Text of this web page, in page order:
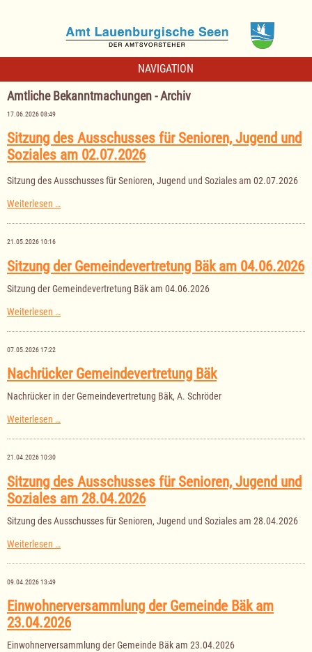
NAVIGATION
Amtliche Bekanntmachungen - Archiv
17.06.2026 08:49
Sitzung des Ausschusses für Senioren, Jugend und
Soziales am 02.07.2026
Sitzung des Ausschusses für Senioren, Jugend und Soziales am 02.07.2026
Weiterlesen …Sitzung
Ausschusses
Jugend
und
am
21.05.2026 10:16
Sitzung der Gemeindevertretung Bäk am 04.06.2026
Sitzung der Gemeindevertretung Bäk am 04.06.2026
Weiterlesen …
Gemeindevertretung
04.06.2026
07.05.2026 17:22
Nachrücker Gemeindevertretung Bäk
Nachrücker in der Gemeindevertretung Bäk, A. Schröder
Weiterlesen …Nachrücker
Bäk
21.04.2026 10:30
Sitzung des Ausschusses für Senioren, Jugend und
Soziales am 28.04.2026
Sitzung des Ausschusses für Senioren, Jugend und Soziales am 28.04.2026
Weiterlesen …
Ausschusses
und
Soziales
am
28.04.2026
09.04.2026 13:49
Einwohnerversammlung der Gemeinde Bäk am
23.04.2026
Einwohnerversammlung der Gemeinde Bäk am 23.04.2026